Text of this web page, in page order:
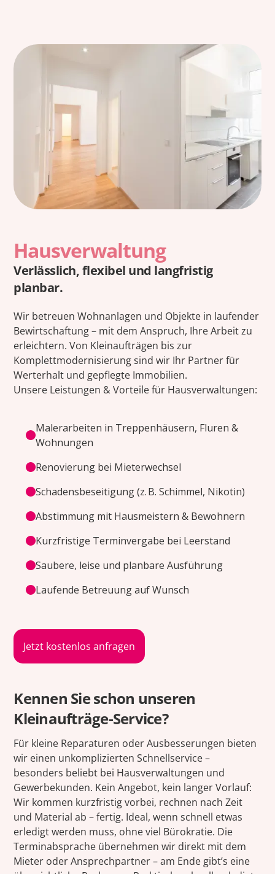
Hausverwaltung
Verlässlich, flexibel und langfristig
planbar.
Wir betreuen Wohnanlagen und Objekte in laufender
Bewirtschaftung – mit dem Anspruch, Ihre Arbeit zu
erleichtern. Von Kleinaufträgen bis zur
Komplettmodernisierung sind wir Ihr Partner für
Werterhalt und gepflegte Immobilien.
Unsere Leistungen & Vorteile für Hausverwaltungen:
Malerarbeiten in Treppenhäusern, Fluren &
Wohnungen
Renovierung bei Mieterwechsel
Schadensbeseitigung (z. B. Schimmel, Nikotin)
Abstimmung mit Hausmeistern & Bewohnern
Kurzfristige Terminvergabe bei Leerstand
Saubere, leise und planbare Ausführung
Laufende Betreuung auf Wunsch
Jetzt kostenlos anfragen
Kennen Sie schon unseren
Kleinaufträge-Service?
Für kleine Reparaturen oder Ausbesserungen bieten
wir einen unkomplizierten Schnellservice –
besonders beliebt bei Hausverwaltungen und
Gewerbekunden. Kein Angebot, kein langer Vorlauf:
Wir kommen kurzfristig vorbei, rechnen nach Zeit
und Material ab – fertig. Ideal, wenn schnell etwas
erledigt werden muss, ohne viel Bürokratie. Die
Terminabsprache übernehmen wir direkt mit dem
Mieter oder Ansprechpartner – am Ende gibt’s eine